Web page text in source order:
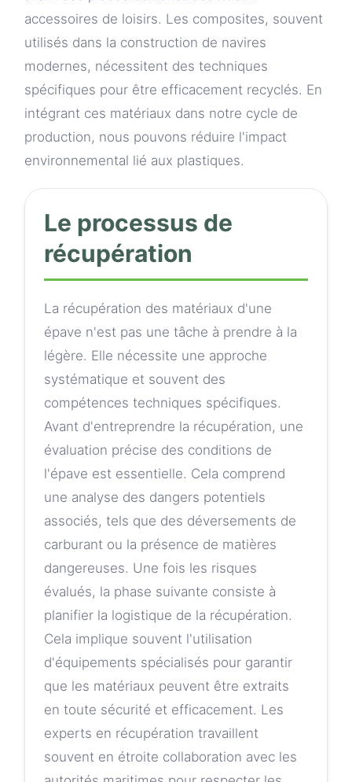
accessoires de loisirs. Les composites, souvent
utilisés dans la construction de navires
modernes, nécessitent des techniques
spécifiques pour être efficacement recyclés. En
intégrant ces matériaux dans notre cycle de
production, nous pouvons réduire l'impact
environnemental lié aux plastiques.
Le processus de
récupération
La récupération des matériaux d'une
épave n'est pas une tâche à prendre à la
légère. Elle nécessite une approche
systématique et souvent des
compétences techniques spécifiques.
Avant d'entreprendre la récupération, une
évaluation précise des conditions de
l'épave est essentielle. Cela comprend
une analyse des dangers potentiels
associés, tels que des déversements de
carburant ou la présence de matières
dangereuses. Une fois les risques
évalués, la phase suivante consiste à
planifier la logistique de la récupération.
Cela implique souvent l'utilisation
d'équipements spécialisés pour garantir
que les matériaux peuvent être extraits
en toute sécurité et efficacement. Les
experts en récupération travaillent
souvent en étroite collaboration avec les